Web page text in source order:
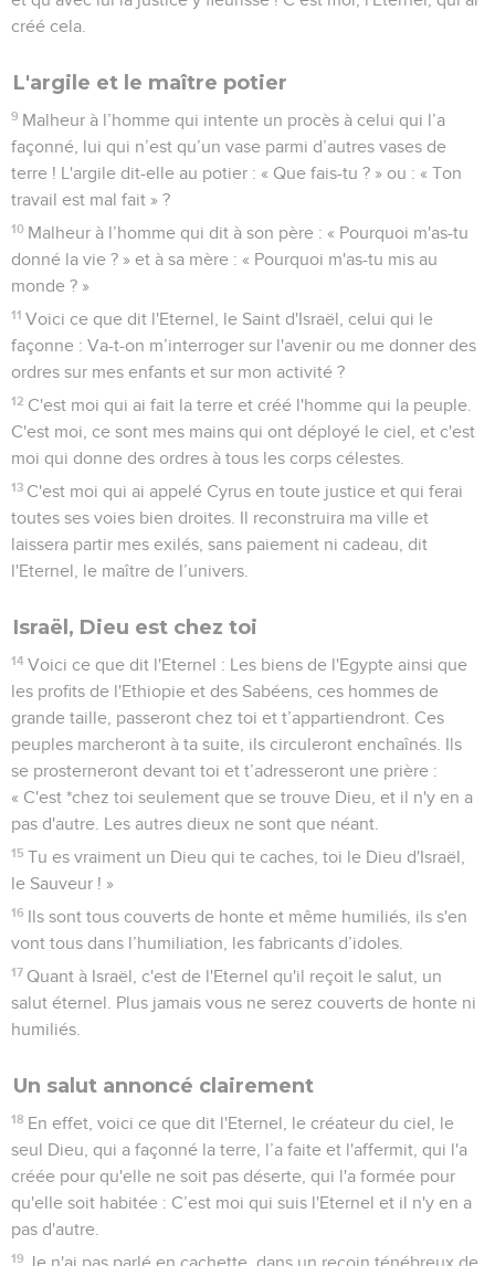
créé cela.
L'argile et le maître potier
9 Malheur à l’homme qui intente un procès à celui qui l’a
façonné, lui qui n’est qu’un vase parmi d’autres vases de
terre ! L'argile dit-elle au potier : « Que fais-tu ? » ou : « Ton
travail est mal fait » ?
10 Malheur à l’homme qui dit à son père : « Pourquoi m'as-tu
donné la vie ? » et à sa mère : « Pourquoi m'as-tu mis au
monde ? »
11 Voici ce que dit l'Eternel, le Saint d'Israël, celui qui le
façonne : Va-t-on m’interroger sur l'avenir ou me donner des
ordres sur mes enfants et sur mon activité ?
12 C'est moi qui ai fait la terre et créé l'homme qui la peuple.
C'est moi, ce sont mes mains qui ont déployé le ciel, et c'est
moi qui donne des ordres à tous les corps célestes.
13 C'est moi qui ai appelé Cyrus en toute justice et qui ferai
toutes ses voies bien droites. Il reconstruira ma ville et
laissera partir mes exilés, sans paiement ni cadeau, dit
l'Eternel, le maître de l’univers.
Israël, Dieu est chez toi
14 Voici ce que dit l'Eternel : Les biens de l'Egypte ainsi que
les profits de l'Ethiopie et des Sabéens, ces hommes de
grande taille, passeront chez toi et t’appartiendront. Ces
peuples marcheront à ta suite, ils circuleront enchaînés. Ils
se prosterneront devant toi et t’adresseront une prière :
« C'est *chez toi seulement que se trouve Dieu, et il n'y en a
pas d'autre. Les autres dieux ne sont que néant.
15 Tu es vraiment un Dieu qui te caches, toi le Dieu d'Israël,
le Sauveur ! »
16 Ils sont tous couverts de honte et même humiliés, ils s'en
vont tous dans l’humiliation, les fabricants d’idoles.
17 Quant à Israël, c'est de l'Eternel qu'il reçoit le salut, un
salut éternel. Plus jamais vous ne serez couverts de honte ni
humiliés.
Un salut annoncé clairement
18 En effet, voici ce que dit l'Eternel, le créateur du ciel, le
seul Dieu, qui a façonné la terre, l’a faite et l'affermit, qui l'a
créée pour qu'elle ne soit pas déserte, qui l'a formée pour
qu'elle soit habitée : C’est moi qui suis l'Eternel et il n'y en a
pas d'autre.
19 Je n'ai pas parlé en cachette, dans un recoin ténébreux de